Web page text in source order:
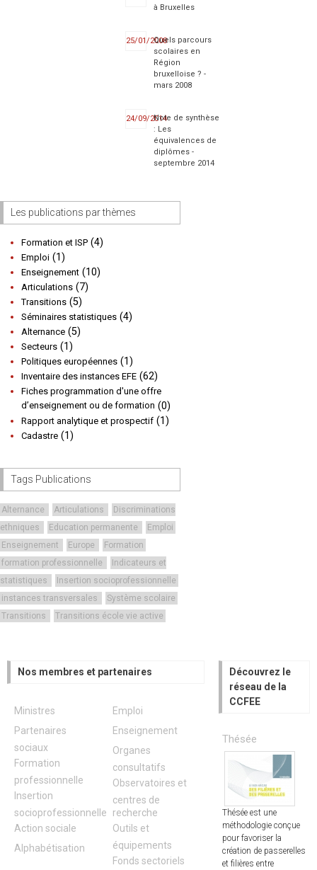
à Bruxelles
25/01/2008Quels parcours
scolaires en
Région
bruxelloise ? -
mars 2008
24/09/2014Note de synthèse
: Les
équivalences de
diplômes -
septembre 2014
Les publications par thèmes
Formation et ISP (4)
Emploi (1)
Enseignement (10)
Articulations (7)
Transitions (5)
Séminaires statistiques (4)
Alternance (5)
Secteurs (1)
Politiques européennes (1)
Inventaire des instances EFE (62)
Fiches programmation d'une offre
d’enseignement ou de formation (0)
Rapport analytique et prospectif (1)
Cadastre (1)
Tags Publications
Alternance Articulations
Discriminations
ethniques
Education permanente
Emploi
Enseignement
Europe
Formation
formation professionnelle
Indicateurs et
statistiques
Insertion socioprofessionnelle
instances transversales
Système scolaire
Transitions
Transitions école vie active
Nos membres et partenaires
Ministres
Partenaires
sociaux
Formation
professionnelle
Insertion
socioprofessionnelle
Action sociale
Alphabétisation
Emploi
Enseignement
Organes
consultatifs
Observatoires et
centres de
recherche
Outils et
équipements
Fonds sectoriels
Découvrez le
réseau de la
CCFEE
Thésée
Thésée est une
méthodologie conçue
pour favoriser la
création de passerelles
et filières entre